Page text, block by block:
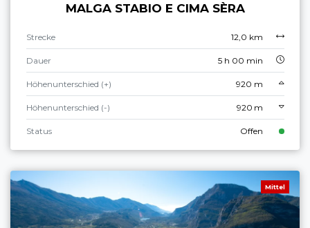
MALGA STABIO E CIMA SÈRA
Strecke 12,0 km
Dauer 5 h 00 min
Höhenunterschied (+) 920 m
Höhenunterschied (-) 920 m
Status Offen
Mittel